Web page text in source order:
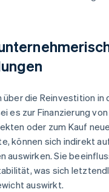
über die Reinvestition in
es zur Finanzierung von
oder zum Kauf
können sich indirekt
auswirken. Sie
was sich
auswirkt.